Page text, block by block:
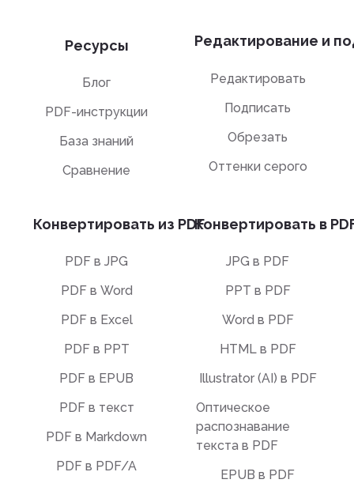
Ресурсы
Блог
PDF-инструкции
База знаний
Сравнение
Редактирование и
Редактировать
Подписать
Обрезать
Оттенки серого
Конвертировать из PDF
PDF в JPG
PDF в Word
PDF в Excel
PDF в PPT
PDF в EPUB
PDF в текст
PDF в Markdown
PDF в PDF/A
Конвертировать в
JPG в PDF
PPT в PDF
Word в PDF
HTML в PDF
Illustrator (AI) в PDF
Оптическое
распознавание
текста в PDF
EPUB в PDF